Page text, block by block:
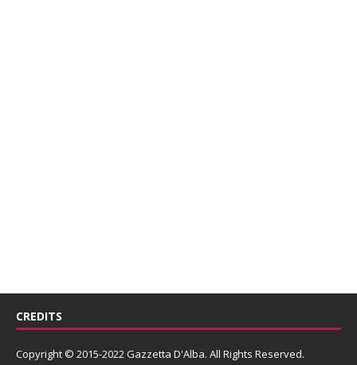
CREDITS
Copyright © 2015-2022 Gazzetta D'Alba. All Rights Reserved.